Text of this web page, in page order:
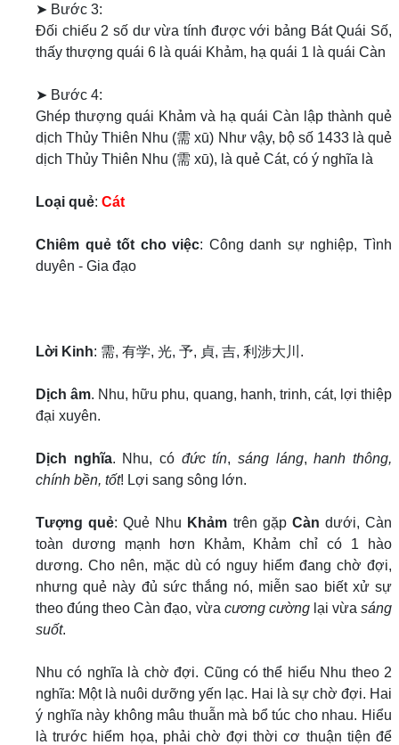
➤ Bước 3:
Đối chiếu 2 số dư vừa tính được với bảng Bát Quái Số,
thấy thượng quái 6 là quái Khảm, hạ quái 1 là quái Càn
➤ Bước 4:
Ghép thượng quái Khảm và hạ quái Càn lập thành quẻ
dịch Thủy Thiên Nhu (需 xū) Như vậy, bộ số 1433 là quẻ
dịch Thủy Thiên Nhu (需 xū), là quẻ Cát, có ý nghĩa là
Loại quẻ: Cát
Chiêm quẻ tốt cho việc: Công danh sự nghiệp, Tình
duyên - Gia đạo
Lời Kinh: 需, 有学, 光, 予, 貞, 吉, 利涉大川.
Dịch âm. Nhu, hữu phu, quang, hanh, trinh, cát, lợi thiệp
đại xuyên.
Dịch nghĩa. Nhu, có đức tín, sáng láng, hanh thông,
chính bền, tốt! Lợi sang sông lớn.
Tượng quẻ: Quẻ Nhu Khảm trên gặp Càn dưới, Càn
toàn dương mạnh hơn Khảm, Khảm chỉ có 1 hào
dương. Cho nên, mặc dù có nguy hiểm đang chờ đợi,
nhưng quẻ này đủ sức thắng nó, miễn sao biết xử sự
theo đúng theo Càn đạo, vừa cương cườnglại vừasáng
suốt.
Nhu có nghĩa là chờ đợi. Cũng có thể hiểu Nhu theo 2
nghĩa: Một là nuôi dưỡng yến lạc. Hai là sự chờ đợi. Hai
ý nghĩa này không mâu thuẫn mà bổ túc cho nhau. Hiểu
là trước hiểm họa, phải chờ đợi thời cơ thuận tiện để